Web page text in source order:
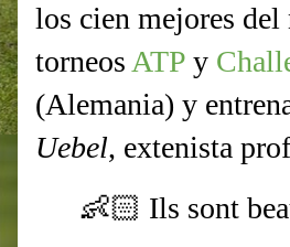
los cien mejores del
torneosATP y
(Alemania) y
Uebel, extenista
👶🏻 Ils sont